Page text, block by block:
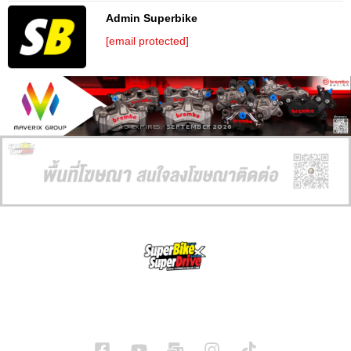
Admin Superbike
[email protected]
AD EXPIRES: SEPTEMBER 2026